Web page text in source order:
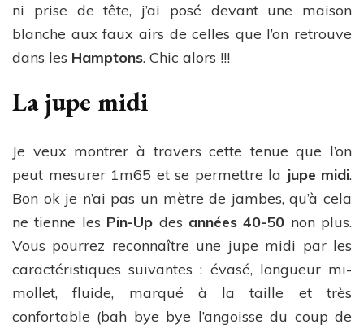
ni prise de tête, j’ai posé devant une maison
blanche aux faux airs de celles que l’on retrouve
dans les Hamptons. Chic alors !!!
La jupe midi
Je veux montrer à travers cette tenue que l’on
peut mesurer 1m65 et se permettre la jupe midi.
Bon ok je n’ai pas un mètre de jambes, qu’à cela
ne tienne les Pin-Up des années 40-50 non plus.
Vous pourrez reconnaître une jupe midi par les
caractéristiques suivantes : évasé, longueur mi-
mollet, fluide, marqué à la taille et très
confortable (bah bye bye l’angoisse du coup de